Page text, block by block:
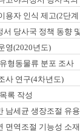
용자 인식 제고(2단
당사국 정책 동향
영(2020년도)
형동물류 분포 조사
사 연구(4차년도)
록 작성
남세균 생장조절 유
면역조절 기능성 소